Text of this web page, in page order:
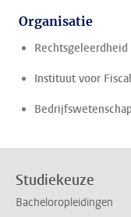
Organisatie
Rechtsgeleerdheid
Instituut voor
Studiekeuze
Bacheloropleidingen